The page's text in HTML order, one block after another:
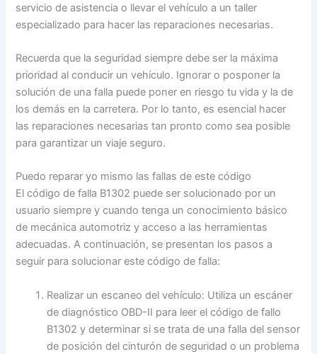
servicio de asistencia o llevar el vehículo a un taller
especializado para hacer las reparaciones necesarias.
Recuerda que la seguridad siempre debe ser la máxima
prioridad al conducir un vehículo. Ignorar o posponer la
solución de una falla puede poner en riesgo tu vida y la de
los demás en la carretera. Por lo tanto, es esencial hacer
las reparaciones necesarias tan pronto como sea posible
para garantizar un viaje seguro.
Puedo reparar yo mismo las fallas de este código
El código de falla B1302 puede ser solucionado por un
usuario siempre y cuando tenga un conocimiento básico
de mecánica automotriz y acceso a las herramientas
adecuadas. A continuación, se presentan los pasos a
seguir para solucionar este código de falla:
Realizar un escaneo del vehículo: Utiliza un escáner
de diagnóstico OBD-II para leer el código de fallo
B1302 y determinar si se trata de una falla del sensor
de posición del cinturón de seguridad o un problema